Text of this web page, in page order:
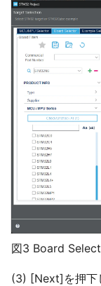
図3 Board
(3) [Next]を押下